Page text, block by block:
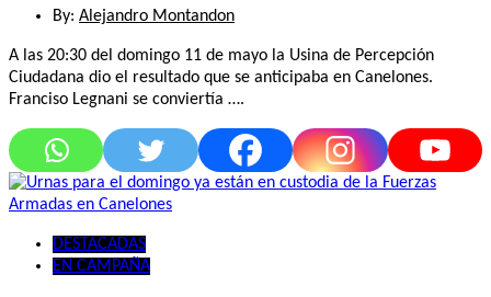
By: Alejandro Montandon
A las 20:30 del domingo 11 de mayo la Usina de Percepción
Ciudadana dio el resultado que se anticipaba en Canelones.
Franciso Legnani se conviertía ….
DESTACADAS
EN CAMPAÑA